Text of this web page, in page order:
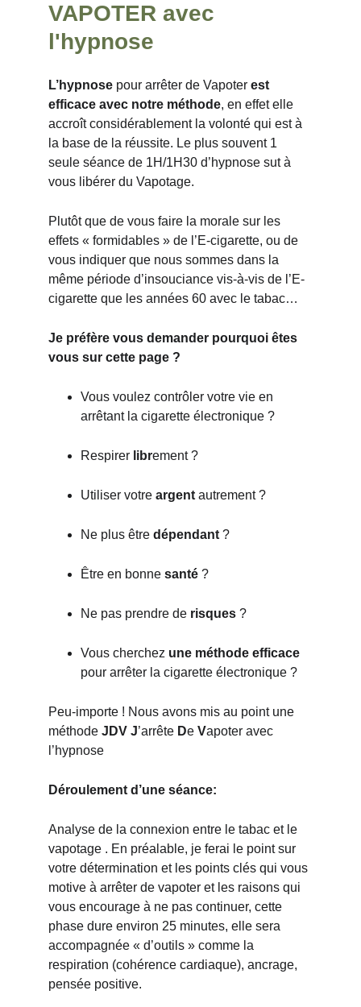
VAPOTER avec
l'hypnose
L’hypnose pour arrêter de Vapoter est
efficace avec notre méthode, en effet elle
accroît considérablement la volonté qui est à
la base de la réussite. Le plus souvent 1
seule séance de 1H/1H30 d’hypnose sut à
vous libérer du Vapotage.
Plutôt que de vous faire la morale sur les
effets « formidables » de l’E-cigarette, ou de
vous indiquer que nous sommes dans la
même période d’insouciance vis-à-vis de l’E-
cigarette que les années 60 avec le tabac…
Je préfère vous demander pourquoi êtes
vous sur cette page ?
Vous voulez contrôler votre vie en
arrêtant la cigarette électronique ?
Respirer librement ?
Utiliser votre argent autrement ?
Ne plus être dépendant ?
Être en bonne santé ?
Ne pas prendre de risques ?
Vous cherchez une méthode efficace
pour arrêter la cigarette électronique ?
Peu-importe ! Nous avons mis au point une
méthode JDV J’arrête De Vapoter avec
l’hypnose
Déroulement d’une séance:
Analyse de la connexion entre le tabac et le
vapotage . En préalable, je ferai le point sur
votre détermination et les points clés qui vous
motive à arrêter de vapoter et les raisons qui
vous encourage à ne pas continuer, cette
phase dure environ 25 minutes, elle sera
accompagnée « d’outils » comme la
respiration (cohérence cardiaque), ancrage,
pensée positive.